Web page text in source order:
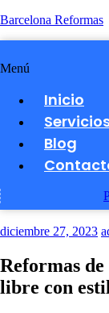
Barcelona Reformas
Menú
Inicio
Blog
diciembre 27, 2023
Reformas
libre con